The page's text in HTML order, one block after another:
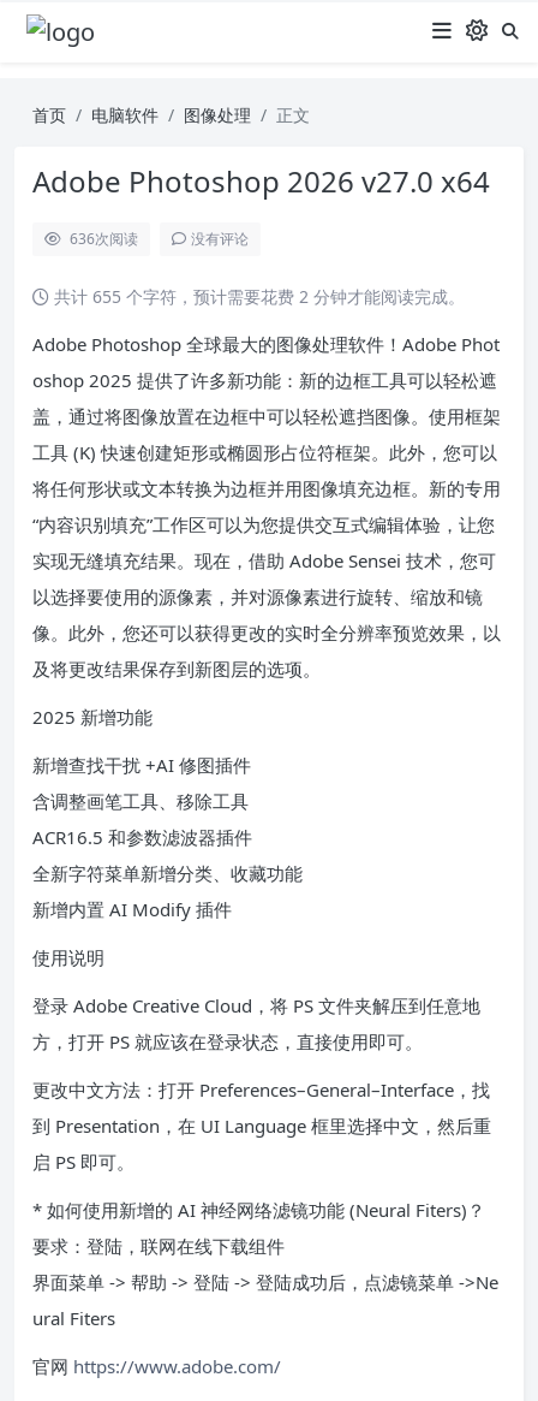
首页 电脑软件 图像处理 正文
Adobe Photoshop 2026 v27.0 x64
636次阅读 没有评论
共计 655 个字符，预计需要花费 2 分钟才能阅读完成。
Adobe Photoshop 全球最大的图像处理软件！Adobe Phot
oshop 2025 提供了许多新功能：新的边框工具可以轻松遮
盖，通过将图像放置在边框中可以轻松遮挡图像。使用框架
工具 (K) 快速创建矩形或椭圆形占位符框架。此外，您可以
将任何形状或文本转换为边框并用图像填充边框。新的专用
“内容识别填充”工作区可以为您提供交互式编辑体验，让您
实现无缝填充结果。现在，借助 Adob​​e Sensei 技术，您可
以选择要使用的源像素，并对源像素进行旋转、缩放和镜
像。此外，您还可以获得更改的实时全分辨率预览效果，以
及将更改结果保存到新图层的选项。
2025 新增功能
新增查找干扰 +AI 修图插件
含调整画笔工具、移除工具
ACR16.5 和参数滤波器插件
全新字符菜单新增分类、收藏功能
新增内置 AI Modify 插件
使用说明
登录 Adobe Creative Cloud，将 PS 文件夹解压到任意地
方，打开 PS 就应该在登录状态，直接使用即可。
更改中文方法：打开 Preferences–General–Interface，找
到 Presentation，在 UI Language 框里选择中文，然后重
启 PS 即可。
* 如何使用新增的 AI 神经网络滤镜功能 (Neural Fiters)？
要求：登陆，联网在线下载组件
界面菜单 -> 帮助 -> 登陆 -> 登陆成功后，点滤镜菜单 ->Ne
ural Fiters
官网 https://www.adobe.com/